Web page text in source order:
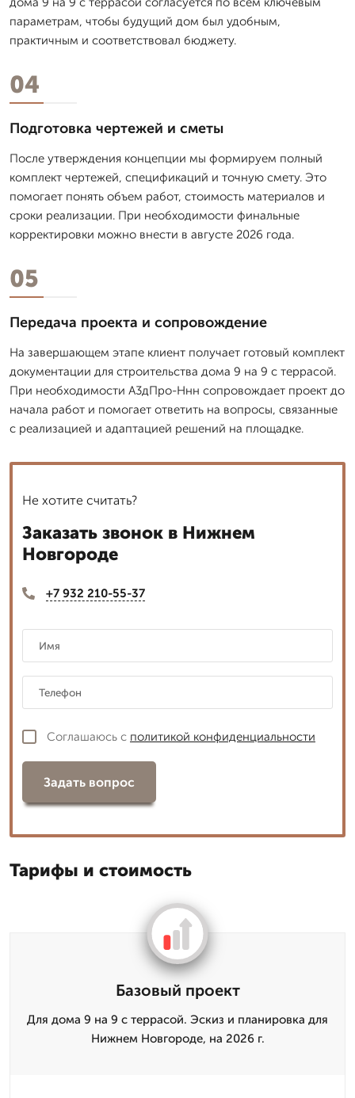
параметрам, чтобы будущий дом был удобным,
практичным и соответствовал бюджету.
04
Подготовка чертежей и сметы
После утверждения концепции мы формируем полный
комплект чертежей, спецификаций и точную смету. Это
помогает понять объем работ, стоимость материалов и
сроки реализации. При необходимости финальные
корректировки можно внести в августе 2026 года.
05
Передача проекта и сопровождение
На завершающем этапе клиент получает готовый комплект
документации для строительства дома 9 на 9 с террасой.
При необходимости А3дПро-Ннн сопровождает проект до
начала работ и помогает ответить на вопросы, связанные
с реализацией и адаптацией решений на площадке.
Не хотите считать?
Заказать звонок в Нижнем
Новгороде
+7 932 210-55-37
Соглашаюсь с политикой конфиденциальности
Задать вопрос
Тарифы и стоимость
Базовый проект
Для дома 9 на 9 с террасой. Эскиз и планировка для
Нижнем Новгороде, на 2026 г.